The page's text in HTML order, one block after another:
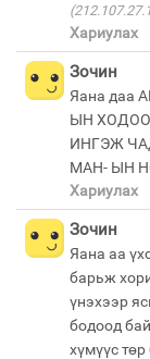
Хариулах
Зочин
Яана даа
ЫН
ИНГЭЖ
МАН- ЫН
Хариулах
Зочин
Яана аа
барьж
үнэхээр
бодоод
хүмүүс